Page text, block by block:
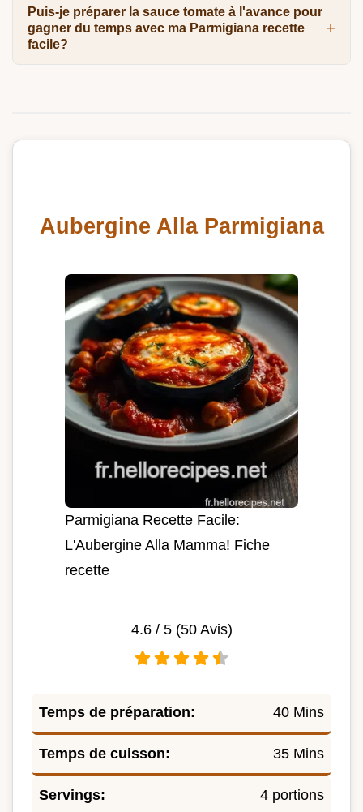
Puis-je préparer la sauce tomate à l'avance pour
gagner du temps avec ma Parmigiana recette
facile?
Aubergine Alla Parmigiana
Parmigiana Recette Facile:
L'Aubergine Alla Mamma! Fiche
recette
4.6/ 5 (50Avis)
Temps de préparation: 40 Mins
Temps de cuisson: 35 Mins
Servings: 4 portions